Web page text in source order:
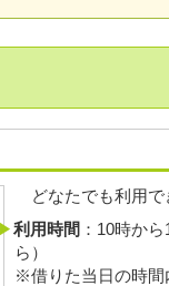
どなたでも利用で
利用時間 ：10時か
ら）
※借りた当日の時間